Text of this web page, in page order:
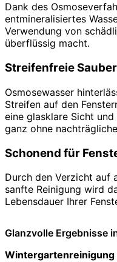
Dank des
entmineralisiertes
Verwendung von
überflüssig macht.
Streifenfreie
Osmosewasser
Streifen auf den
eine glasklare Sicht
ganz ohne
Schonend für
Durch den Verzicht auf
sanfte Reinigung wird
Lebensdauer Ihrer
Glanzvolle Ergebnisse